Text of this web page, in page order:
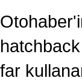
hatchback
far